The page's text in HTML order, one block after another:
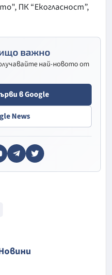
ПК “Екогласност”,
важно
най-новото от
в Google
News